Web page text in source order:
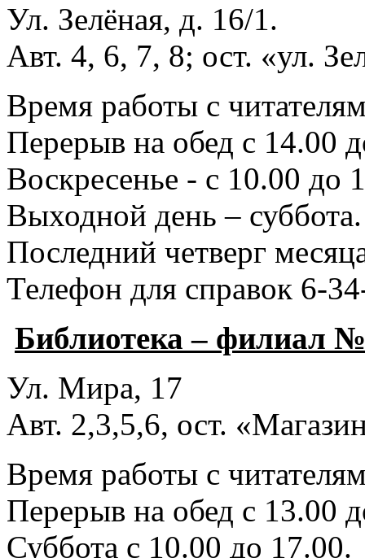
Ул. Зелёная, д. 16/1.
Авт. 4, 6, 7, 8; ост. «ул.
Время работы с
Перерыв на обед с 14.00
Воскресенье - с 10.00 до
Выходной день – суббота.
Последний четверг
Телефон для справок 6-
Библиотека – филиал
Ул. Мира, 17
Авт. 2,3,5,6, ост.
Время работы с
Перерыв на обед с 13.00
Суббота с 10.00 до 17.00.